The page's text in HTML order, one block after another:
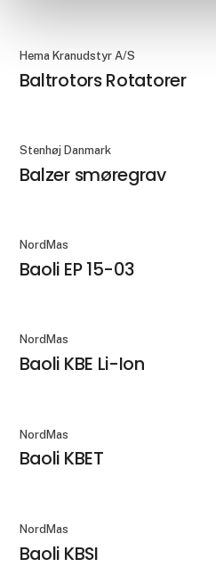
Hema Kranudstyr A/S
Baltrotors Rotatorer
Stenhøj Danmark
Balzer smøregrav
NordMas
Baoli EP 15-03
NordMas
Baoli KBE Li-Ion
NordMas
Baoli KBET
NordMas
Baoli KBSI